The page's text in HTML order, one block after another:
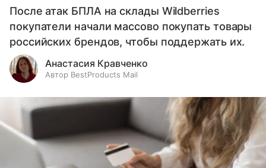
После атак БПЛА на склады Wildberries
покупатели начали массово покупать товары
российских брендов, чтобы поддержать их.
Анастасия Кравченко
Автор BestProducts Mail